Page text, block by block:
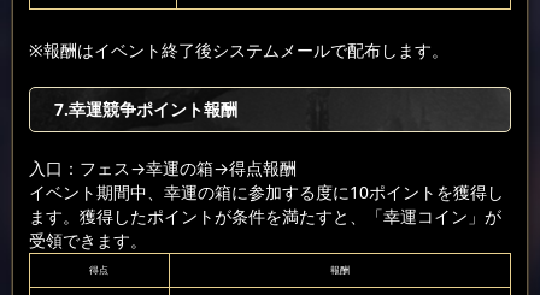
※報酬はイベント終了後システムメールで配布します。
7.幸運競争ポイント報酬
入口：フェス→幸運の箱→得点報酬
イベント期間中、幸運の箱に参加する度に10ポイントを獲得し
ます。獲得したポイントが条件を満たすと、「幸運コイン」が
受領できます。
得点 報酬